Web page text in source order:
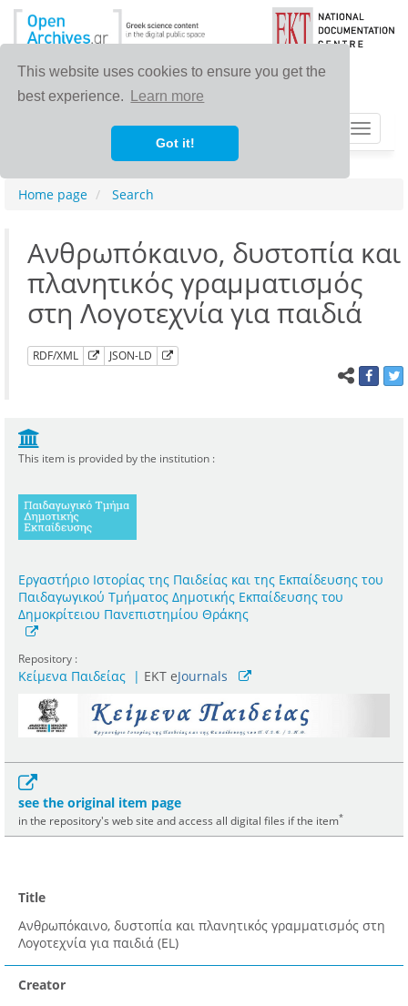
This website uses cookies to ensure you get the
best experience.
Learn more
Got it!
Toggle
Home page Search
Ανθρωπόκαινο, δυστοπία και
πλανητικός γραμματισμός
στη Λογοτεχνία για παιδιά
RDF/XML JSON-LD
This item is provided by the institution :
Εργαστήριο Ιστορίας της Παιδείας και της Εκπαίδευσης του
Παιδαγωγικού Τμήματος Δημοτικής Εκπαίδευσης του
Δημοκρίτειου Πανεπιστημίου Θράκης
Repository :
Κείμενα Παιδείας | ΕΚΤ eJournals
see the original item page
in the repository's web site and access all digital files if the item*
Title
Ανθρωπόκαινο, δυστοπία και πλανητικός γραμματισμός στη
Λογοτεχνία για παιδιά (EL)
Creator